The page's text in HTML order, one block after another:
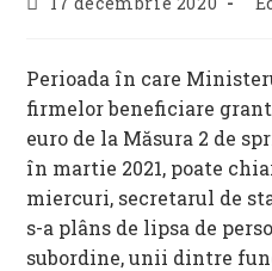
Perioada în care
firmelor beneficiare
euro de la Măsura 2 de
în martie 2021, poate
miercuri, secretarul de
s-a plâns de lipsa de
subordine, unii dintre